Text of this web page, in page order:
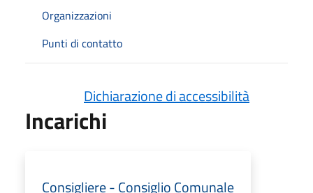
Organizzazioni
Punti di contatto
Dichiarazione di accessibilità
Incarichi
Consigliere - Consiglio Comunale